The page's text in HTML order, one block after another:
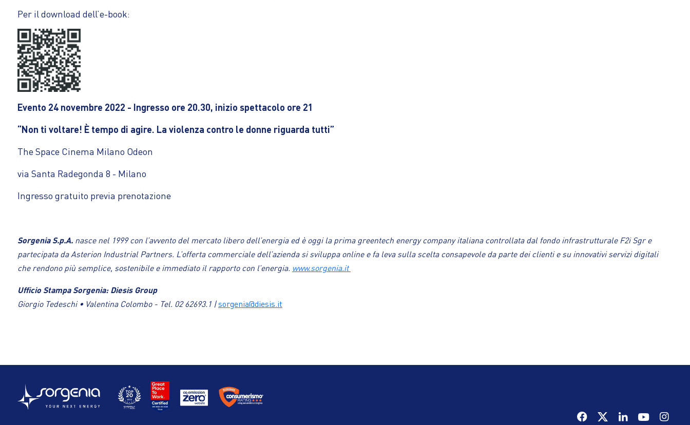
Per il download dell’e-book:
Evento 24 novembre 2022 - Ingresso ore 20.30, inizio spettacolo ore 21
“Non ti voltare! È tempo di agire. La violenza contro le donne riguarda tutti”
The Space Cinema Milano Odeon
via Santa Radegonda 8 - Milano
Ingresso gratuito previa prenotazione
Sorgenia S.p.A. nasce nel 1999 con l’avvento del mercato libero dell’energia ed è oggi la prima greentech energy company italiana controllata dal fondo infrastrutturale F2i Sgr e
partecipata da Asterion Industrial Partners. L’offerta commerciale dell’azienda si sviluppa online e fa leva sulla scelta consapevole da parte dei clienti e su innovativi servizi digitali
che rendono più semplice, sostenibile e immediato il rapporto con l’energia. www.sorgenia.it
Ufficio Stampa Sorgenia: Diesis Group
Giorgio Tedeschi • Valentina Colombo - Tel. 02 62693.1 |sorgenia@diesis.it